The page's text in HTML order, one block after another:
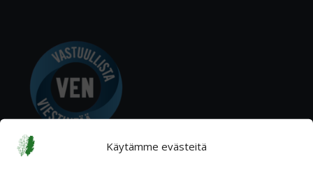
Käytämme evästeitä